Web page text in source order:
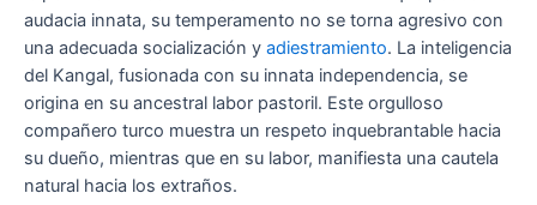
audacia innata, su temperamento no se torna agresivo con
una adecuada socialización y adiestramiento. La inteligencia
del Kangal, fusionada con su innata independencia, se
origina en su ancestral labor pastoril. Este orgulloso
compañero turco muestra un respeto inquebrantable hacia
su dueño, mientras que en su labor, manifiesta una cautela
natural hacia los extraños.